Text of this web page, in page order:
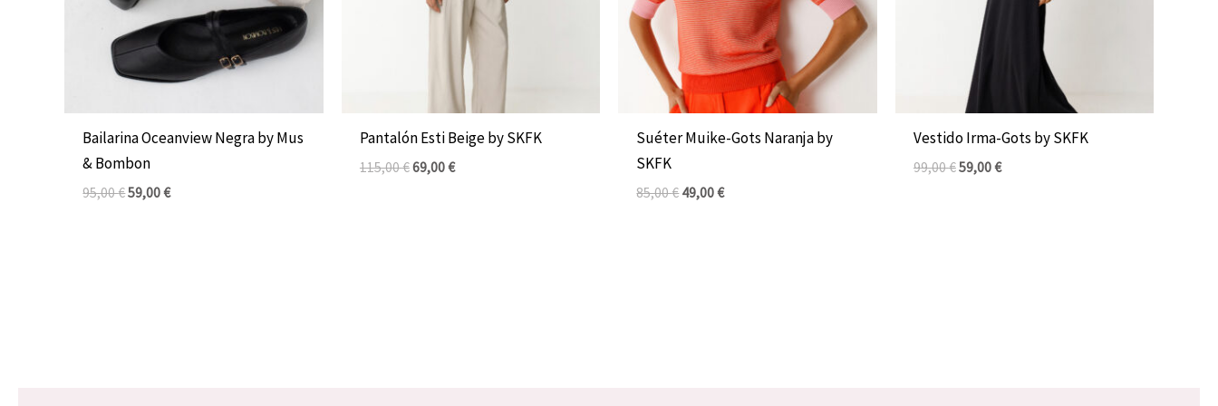
Bailarina Oceanview Negra by Mus
& Bombon
95,00€59,00€
Pantalón Esti Beige by SKFK
115,00€69,00€
Suéter Muike-Gots Naranja by
SKFK
85,00€49,00€
Vestido Irma-Gots by SKFK
99,00€59,00€